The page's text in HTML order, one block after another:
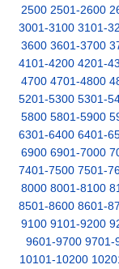
2500 2501-2600
3001-3100 3101-
3600 3601-3700
4101-4200 4201-
4700 4701-4800
5201-5300 5301-
5800 5801-5900
6301-6400 6401-
6900 6901-7000
7401-7500 7501-
8000 8001-8100
8501-8600 8601-
9100 9101-9200
9601-9700 9701-
10101-10200